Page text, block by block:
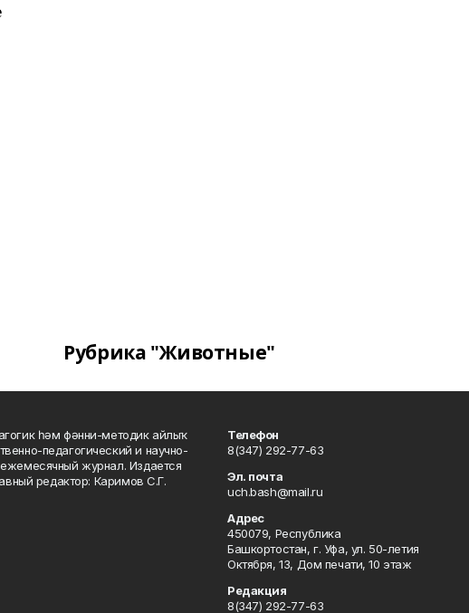
Рубрика "Животные"
һәм фәнни-методик айлыҡ
педагогический и научно-
журнал. Издается
редактор: Каримов С.Г.
Телефон
8(347) 292-77-63
Эл. почта
uch.bash@mail.ru
Адрес
450079, Республика
Башкортостан, г. Уфа, ул. 50-летия
Октября, 13, Дом печати, 10 этаж
Редакция
8(347) 292-77-63